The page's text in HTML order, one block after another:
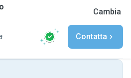
Cambia
Contatta